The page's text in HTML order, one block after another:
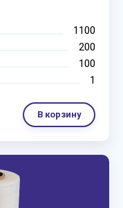
1100
200
100
1
В корзину